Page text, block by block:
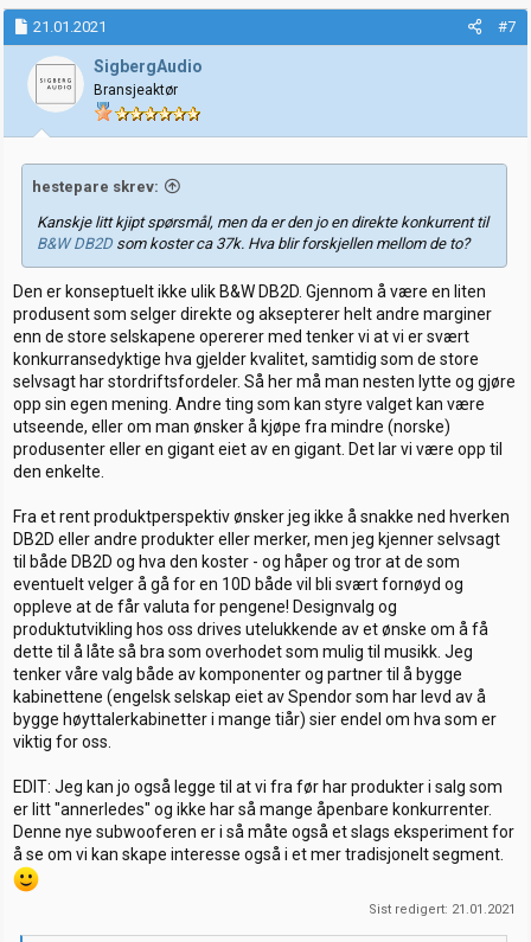
21.01.2021 #7
SigbergAudio
Bransjeaktør
hestepare skrev:
Kanskje litt kjipt spørsmål, men da er den jo en direkte konkurrent til
B&W DB2D som koster ca 37k. Hva blir forskjellen mellom de to?
Den er konseptuelt ikke ulik B&W DB2D. Gjennom å være en liten
produsent som selger direkte og aksepterer helt andre marginer
enn de store selskapene opererer med tenker vi at vi er svært
konkurransedyktige hva gjelder kvalitet, samtidig som de store
selvsagt har stordriftsfordeler. Så her må man nesten lytte og gjøre
opp sin egen mening. Andre ting som kan styre valget kan være
utseende, eller om man ønsker å kjøpe fra mindre (norske)
produsenter eller en gigant eiet av en gigant. Det lar vi være opp til
den enkelte.
Fra et rent produktperspektiv ønsker jeg ikke å snakke ned hverken
DB2D eller andre produkter eller merker, men jeg kjenner selvsagt
til både DB2D og hva den koster - og håper og tror at de som
eventuelt velger å gå for en 10D både vil bli svært fornøyd og
oppleve at de får valuta for pengene! Designvalg og
produktutvikling hos oss drives utelukkende av et ønske om å få
dette til å låte så bra som overhodet som mulig til musikk. Jeg
tenker våre valg både av komponenter og partner til å bygge
kabinettene (engelsk selskap eiet av Spendor som har levd av å
bygge høyttalerkabinetter i mange tiår) sier endel om hva som er
viktig for oss.
EDIT: Jeg kan jo også legge til at vi fra før har produkter i salg som
er litt "annerledes" og ikke har så mange åpenbare konkurrenter.
Denne nye subwooferen er i så måte også et slags eksperiment for
å se om vi kan skape interesse også i et mer tradisjonelt segment.
Sist redigert: 21.01.2021